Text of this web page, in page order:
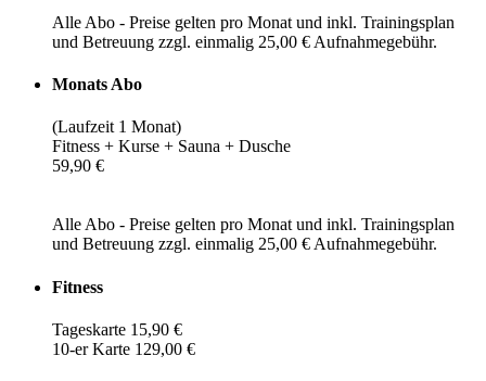
Alle Abo - Preise gelten pro Monat und inkl. Trainingsplan
und Betreuung zzgl. einmalig 25,00 € Aufnahmegebühr.
Monats Abo
(Laufzeit 1 Monat)
Fitness + Kurse + Sauna + Dusche
59,90 €
Alle Abo - Preise gelten pro Monat und inkl. Trainingsplan
und Betreuung zzgl. einmalig 25,00 € Aufnahmegebühr.
Fitness
Tageskarte 15,90 €
10-er Karte 129,00 €